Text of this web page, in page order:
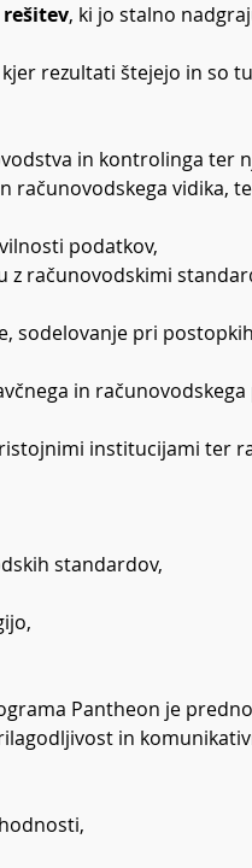
, ki jo stalno
rezultati štejejo in so
in kontrolinga ter
računovodskega vidika,
podatkov,
z računovodskimi
pri
in
institucijami ter
standardov,
Pantheon je
in